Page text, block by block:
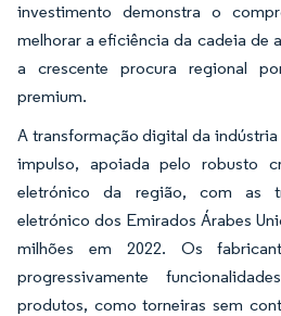
investimento demonstra o
melhorar a eficiência da cadeia de
a crescente procura regional
premium.
A transformação digital da
impulso, apoiada pelo robusto
eletrónico da região, com as
eletrónico dos Emirados Árabes
milhões em 2022. Os
progressivamente
produtos, como torneiras sem